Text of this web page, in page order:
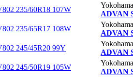
Yokohama
ADVAN
Yokohama
ADVAN
Yokohama
ADVAN
Yokohama
ADVAN